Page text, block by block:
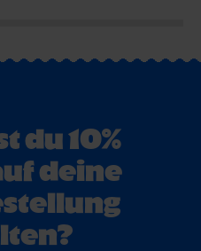
du 10%
deine